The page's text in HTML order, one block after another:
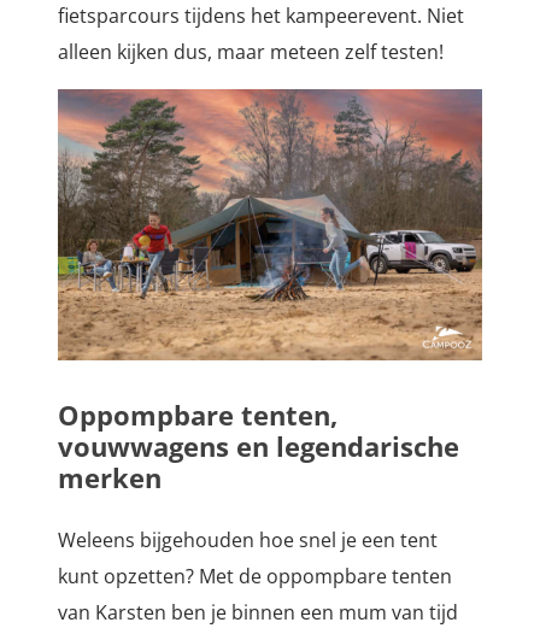
fietsparcours tijdens het kampeerevent. Niet
alleen kijken dus, maar meteen zelf testen!
Oppompbare tenten,
vouwwagens en legendarische
merken
Weleens bijgehouden hoe snel je een tent
kunt opzetten? Met de oppompbare tenten
van Karsten ben je binnen een mum van tijd